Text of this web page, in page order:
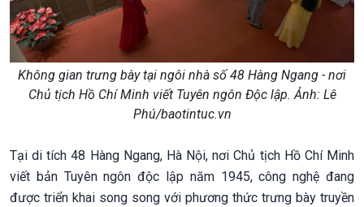
Không gian trưng bày tại ngôi nhà số 48 Hàng Ngang - nơi
Chủ tịch Hồ Chí Minh viết Tuyên ngôn Độc lập. Ảnh: Lê
Phú/baotintuc.vn
Tại di tích 48 Hàng Ngang, Hà Nội, nơi Chủ tịch Hồ Chí Minh
viết bản Tuyên ngôn độc lập năm 1945, công nghệ đang
được triển khai song song với phương thức trưng bày truyền